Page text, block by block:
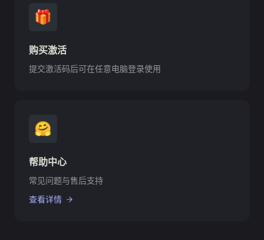
🎁
购买激活
提交激活码后可在任意电脑登录使用
🤗
帮助中心
常见问题与售后支持
查看详情